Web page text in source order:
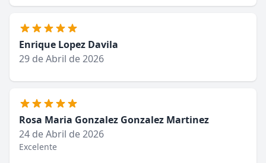
Enrique Lopez Davila
29 de Abril de 2026
Rosa Maria Gonzalez Gonzalez Martinez
24 de Abril de 2026
Excelente